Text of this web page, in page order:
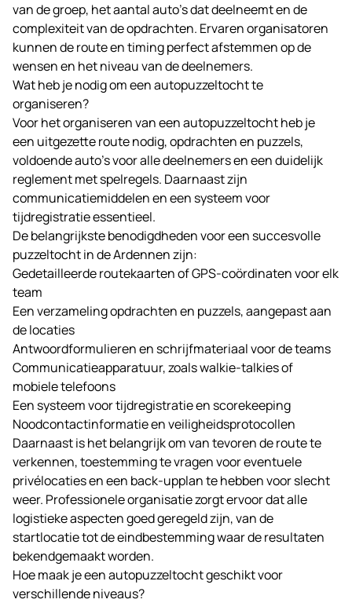
van de groep, het aantal auto’s dat deelneemt en de
complexiteit van de opdrachten. Ervaren organisatoren
kunnen de route en timing perfect afstemmen op de
wensen en het niveau van de deelnemers.
Wat heb je nodig om een autopuzzeltocht te
organiseren?
Voor het organiseren van een autopuzzeltocht heb je
een uitgezette route nodig, opdrachten en puzzels,
voldoende auto’s voor alle deelnemers en een duidelijk
reglement met spelregels. Daarnaast zijn
communicatiemiddelen en een systeem voor
tijdregistratie essentieel.
De belangrijkste benodigdheden voor een succesvolle
puzzeltocht in de Ardennen zijn:
Gedetailleerde routekaarten of GPS-coördinaten voor elk
team
Een verzameling opdrachten en puzzels, aangepast aan
de locaties
Antwoordformulieren en schrijfmateriaal voor de teams
Communicatieapparatuur, zoals walkie-talkies of
mobiele telefoons
Een systeem voor tijdregistratie en scorekeeping
Noodcontactinformatie en veiligheidsprotocollen
Daarnaast is het belangrijk om van tevoren de route te
verkennen, toestemming te vragen voor eventuele
privélocaties en een back-upplan te hebben voor slecht
weer. Professionele organisatie zorgt ervoor dat alle
logistieke aspecten goed geregeld zijn, van de
startlocatie tot de eindbestemming waar de resultaten
bekendgemaakt worden.
Hoe maak je een autopuzzeltocht geschikt voor
verschillende niveaus?